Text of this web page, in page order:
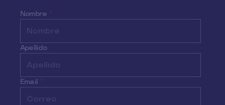
Nombre *
Apellido
Email *